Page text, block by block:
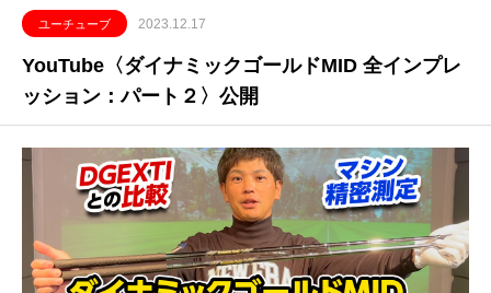
ユーチューブ 2023.12.17
YouTube〈ダイナミックゴールドMID 全インプレ
ッション：パート２〉公開